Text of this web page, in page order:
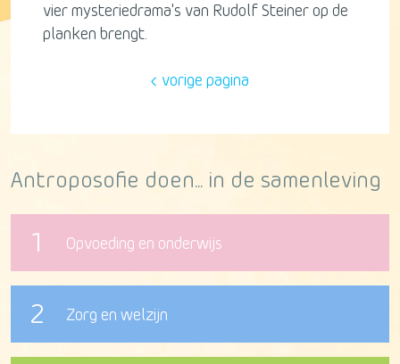
vier mysteriedrama's van Rudolf Steiner op de
planken brengt.
vorige pagina
Antroposofie doen... in de samenleving
1 Opvoeding en onderwijs
2 Zorg en welzijn